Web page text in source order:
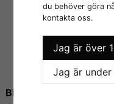
Bloodlust - Flavour
du behöver göra
kontakta oss.
Jag är över
Jag är under